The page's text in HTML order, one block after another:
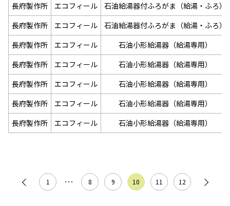
長府製作所
エコフィール
石油給湯器付ふろがま（給湯・ふろ）
長府製作所
エコフィール
石油給湯器付ふろがま（給湯・ふろ）
長府製作所
エコフィール
石油小形給湯器（給湯専用）
長府製作所
エコフィール
石油小形給湯器（給湯専用）
長府製作所
エコフィール
石油小形給湯器（給湯専用）
長府製作所
エコフィール
石油小形給湯器（給湯専用）
長府製作所
エコフィール 石油小形給湯器（給湯専用）
1 ･･･ 8 9 10 11 12